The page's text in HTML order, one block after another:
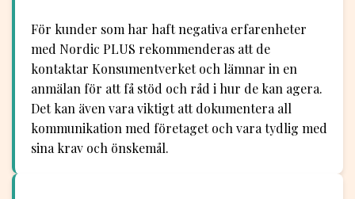
För kunder som har haft negativa erfarenheter
med Nordic PLUS rekommenderas att de
kontaktar Konsumentverket och lämnar in en
anmälan för att få stöd och råd i hur de kan agera.
Det kan även vara viktigt att dokumentera all
kommunikation med företaget och vara tydlig med
sina krav och önskemål.